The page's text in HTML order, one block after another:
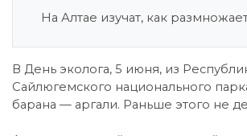
На Алтае изучат, как
В День эколога, 5 июня, из
Сайлюгемского национального
барана — аргали. Раньше этого не